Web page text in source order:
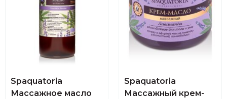
Spaquatoria
Массажное масло
Spaquatoria
Массажный крем-